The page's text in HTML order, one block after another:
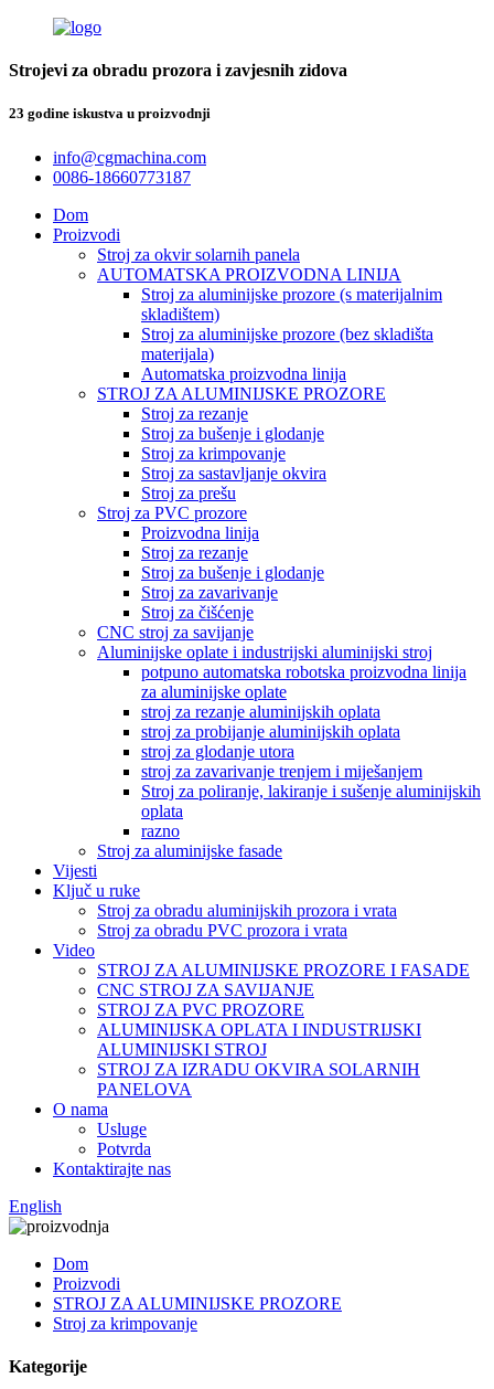
Strojevi za obradu prozora i zavjesnih zidova
23 godine iskustva u proizvodnji
info@cgmachina.com
0086-18660773187
Dom
Proizvodi
Stroj za okvir solarnih panela
AUTOMATSKA PROIZVODNA LINIJA
Stroj za aluminijske prozore (s materijalnim
skladištem)
Stroj za aluminijske prozore (bez skladišta
materijala)
Automatska proizvodna linija
STROJ ZA ALUMINIJSKE PROZORE
Stroj za rezanje
Stroj za bušenje i glodanje
Stroj za krimpovanje
Stroj za sastavljanje okvira
Stroj za prešu
Stroj za PVC prozore
Proizvodna linija
Stroj za rezanje
Stroj za bušenje i glodanje
Stroj za zavarivanje
Stroj za čišćenje
CNC stroj za savijanje
Aluminijske oplate i industrijski aluminijski stroj
potpuno automatska robotska proizvodna linija
za aluminijske oplate
stroj za rezanje aluminijskih oplata
stroj za probijanje aluminijskih oplata
stroj za glodanje utora
stroj za zavarivanje trenjem i miješanjem
Stroj za poliranje, lakiranje i sušenje aluminijskih
oplata
razno
Stroj za aluminijske fasade
Vijesti
Ključ u ruke
Stroj za obradu aluminijskih prozora i vrata
Stroj za obradu PVC prozora i vrata
Video
STROJ ZA ALUMINIJSKE PROZORE I FASADE
CNC STROJ ZA SAVIJANJE
STROJ ZA PVC PROZORE
ALUMINIJSKA OPLATA I INDUSTRIJSKI
ALUMINIJSKI STROJ
STROJ ZA IZRADU OKVIRA SOLARNIH
PANELOVA
O nama
Usluge
Potvrda
Kontaktirajte nas
English
Dom
Proizvodi
STROJ ZA ALUMINIJSKE PROZORE
Stroj za krimpovanje
Kategorije